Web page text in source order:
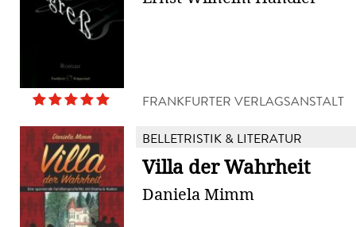
FRANKFURTER VERLAGSANSTALT
BELLETRISTIK & LITERATUR
Villa der Wahrheit
Daniela Mimm